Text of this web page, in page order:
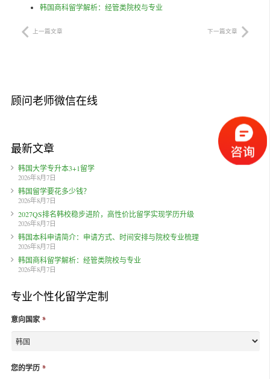
韩国商科留学解析：经管类院校与专业
上一篇文章 下一篇文章
顾问老师微信在线
最新文章
韩国大学专升本3+1留学
2026年8月7日
韩国留学要花多少钱？
2026年8月7日
2027QS排名韩校稳步进阶，高性价比留学实现学历升级
2026年8月7日
韩国本科申请简介：申请方式、时间安排与院校专业梳理
2026年8月7日
韩国商科留学解析：经管类院校与专业
2026年8月7日
专业个性化留学定制
意向国家 *
您的学历 *